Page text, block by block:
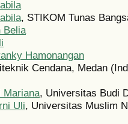
, STIKOM Tunas
Belia
Hamonangan
Cendana, Medan
Mariana, Universitas Budi
Uli, Universitas Muslim